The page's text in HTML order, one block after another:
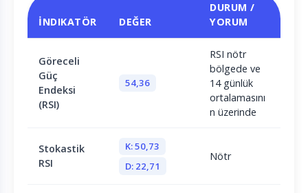
İNDIKATÖR DEĞER
DURUM /
YORUM
Göreceli
Güç
Endeksi
(RSI)
54,36
RSI nötr
bölgede ve
14 günlük
ortalamasını
n üzerinde
Stokastik
RSI
K: 50,73
D: 22,71
Nötr